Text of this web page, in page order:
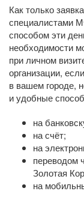
Как только
специалистами
способом эти
необходимости
при личном
организации,
в вашем городе,
и удобные
на
на счёт;
на
переводом
Золотая
на